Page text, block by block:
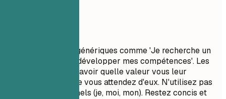
Évitez les objectifs génériques comme 'Je recherche un
rôle stimulant pour développer mes compétences'. Les
recruteurs veulent savoir quelle valeur vous leur
apportez, pas ce que vous attendez d'eux. N'utilisez pas
de pronoms personnels (je, moi, mon). Restez concis et